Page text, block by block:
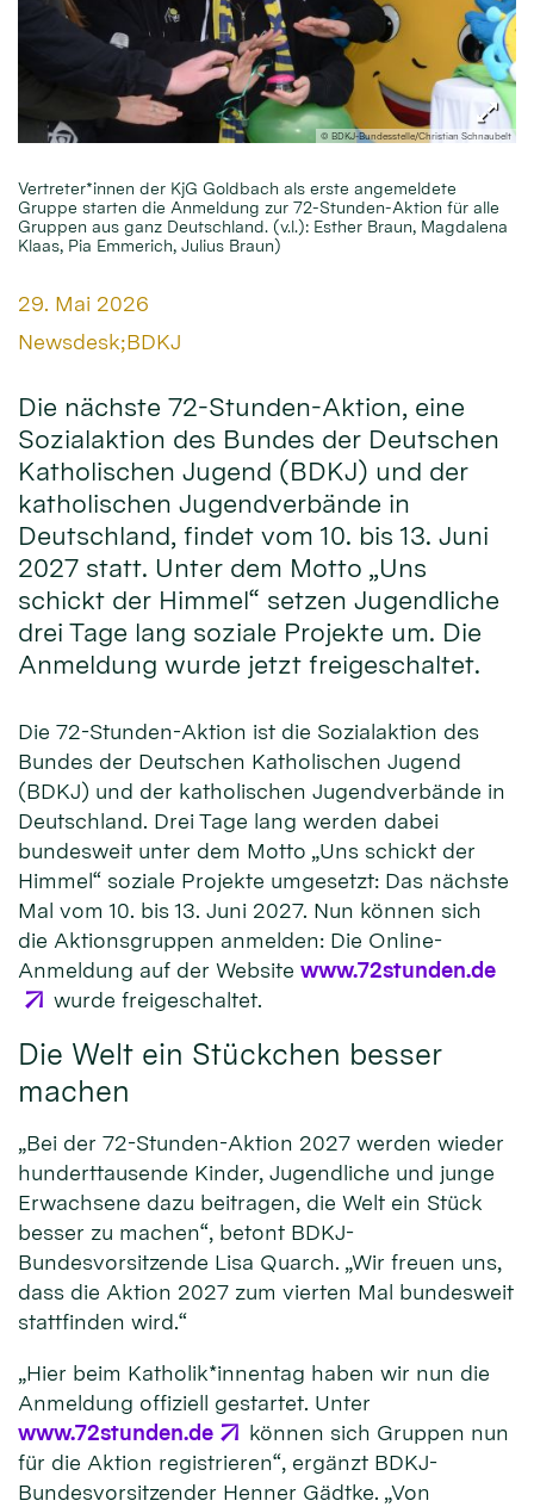
© BDKJ-Bundesstelle/Christian Schnaubelt
Vertreter*innen der KjG Goldbach als erste angemeldete
Gruppe starten die Anmeldung zur 72-Stunden-Aktion für alle
Gruppen aus ganz Deutschland. (v.l.): Esther Braun, Magdalena
Klaas, Pia Emmerich, Julius Braun)
Datum:
29. Mai 2026
Von:
Newsdesk;BDKJ
Die nächste 72-Stunden-Aktion, eine
Sozialaktion des Bundes der Deutschen
Katholischen Jugend (BDKJ) und der
katholischen Jugendverbände in
Deutschland, findet vom 10. bis 13. Juni
2027 statt. Unter dem Motto „Uns
schickt der Himmel“ setzen Jugendliche
drei Tage lang soziale Projekte um. Die
Anmeldung wurde jetzt freigeschaltet.
Die 72-Stunden-Aktion ist die Sozialaktion des
Bundes der Deutschen Katholischen Jugend
(BDKJ) und der katholischen Jugendverbände in
Deutschland. Drei Tage lang werden dabei
bundesweit unter dem Motto „Uns schickt der
Himmel“ soziale Projekte umgesetzt: Das nächste
Mal vom 10. bis 13. Juni 2027. Nun können sich
die Aktionsgruppen anmelden: Die Online-
Anmeldung auf der Website www.72stunden.de
wurde freigeschaltet.
Die Welt ein Stückchen besser
machen
„Bei der 72-Stunden-Aktion 2027 werden wieder
hunderttausende Kinder, Jugendliche und junge
Erwachsene dazu beitragen, die Welt ein Stück
besser zu machen“, betont BDKJ-
Bundesvorsitzende Lisa Quarch. „Wir freuen uns,
dass die Aktion 2027 zum vierten Mal bundesweit
stattfinden wird.“
„Hier beim Katholik*innentag haben wir nun die
Anmeldung offiziell gestartet. Unter
www.72stunden.de
können sich Gruppen nun
für die Aktion registrieren“, ergänzt BDKJ-
Bundesvorsitzender Henner Gädtke. „Von